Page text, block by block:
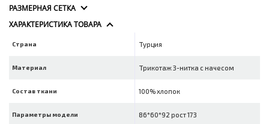
РАЗМЕРНАЯ СЕТКА
ХАРАКТЕРИСТИКА ТОВАРА
Страна Турция
Материал Трикотаж 3-нитка с начесом
Состав ткани 100% хлопок
Параметры модели 86*60*92 рост 173